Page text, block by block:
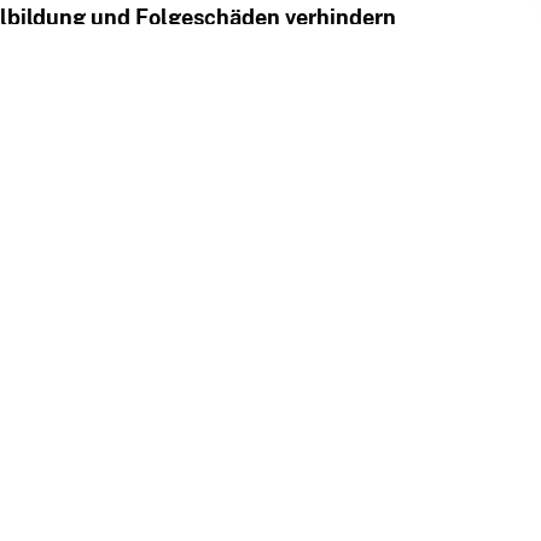
und Folgeschäden verhindern